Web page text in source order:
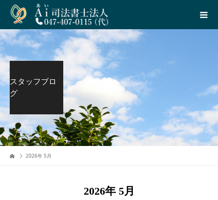
スタッフブロ
グ
2026年 5月
2026年 5月